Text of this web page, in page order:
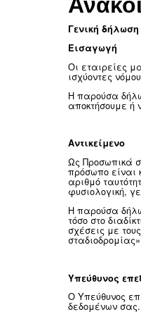
Γενική
Εισαγωγή
Οι
Η
Ως
πρόσωπο
αριθμό